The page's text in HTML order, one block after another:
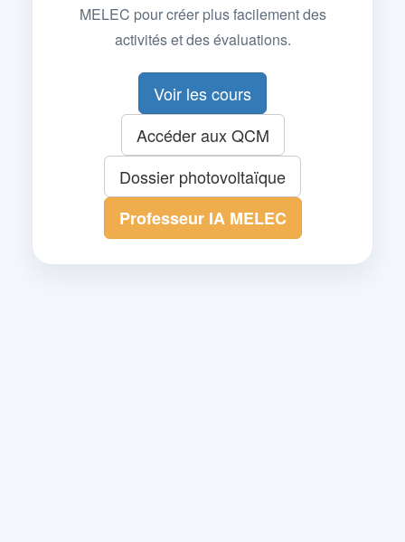
MELEC pour créer plus facilement des
activités et des évaluations.
Voir les cours
Accéder aux QCM
Dossier photovoltaïque
Professeur IA MELEC